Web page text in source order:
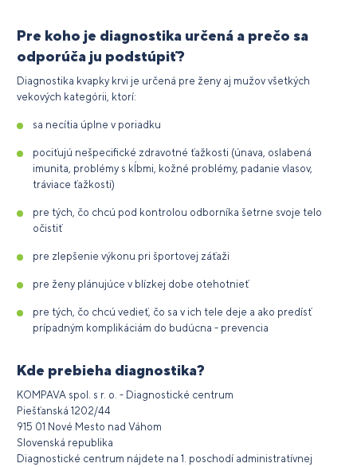
Pre koho je diagnostika určená a prečo sa
odporúča ju podstúpiť?
Diagnostika kvapky krvi je určená pre ženy aj mužov všetkých
vekových kategórii, ktorí:
sa necítia úplne v poriadku
pociťujú nešpecifické zdravotné ťažkosti (únava, oslabená
imunita, problémy s kĺbmi, kožné problémy, padanie vlasov,
tráviace ťažkosti)
pre tých, čo chcú pod kontrolou odborníka šetrne svoje telo
očistiť
pre zlepšenie výkonu pri športovej záťaži
pre ženy plánujúce v blízkej dobe otehotnieť
pre tých, čo chcú vedieť, čo sa v ich tele deje a ako predísť
prípadným komplikáciám do budúcna - prevencia
Kde prebieha diagnostika?
KOMPAVA spol. s r. o. - Diagnostické centrum
Piešťanská 1202/44
915 01 Nové Mesto nad Váhom
Slovenská republika
Diagnostické centrum nájdete na 1. poschodí administratívnej